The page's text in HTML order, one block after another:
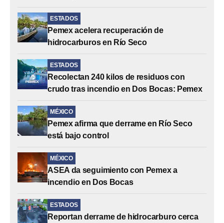
ESTADOS
Pemex acelera recuperación de
hidrocarburos en Río Seco
ESTADOS
Recolectan 240 kilos de residuos con
crudo tras incendio en Dos Bocas: Pemex
MÉXICO
Pemex afirma que derrame en Río Seco
está bajo control
MÉXICO
ASEA da seguimiento con Pemex a
incendio en Dos Bocas
ESTADOS
Reportan derrame de hidrocarburo cerca